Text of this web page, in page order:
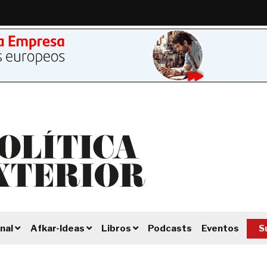
Afkar-Ideas Libros Podcasts Eventos